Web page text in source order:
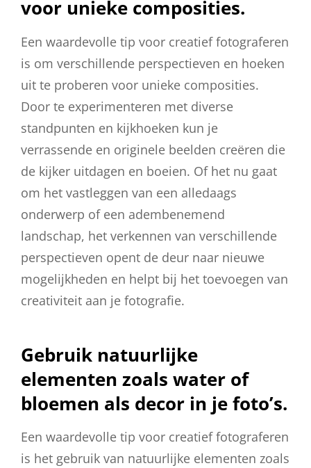
voor unieke composities.
Een waardevolle tip voor creatief fotograferen
is om verschillende perspectieven en hoeken
uit te proberen voor unieke composities.
Door te experimenteren met diverse
standpunten en kijkhoeken kun je
verrassende en originele beelden creëren die
de kijker uitdagen en boeien. Of het nu gaat
om het vastleggen van een alledaags
onderwerp of een adembenemend
landschap, het verkennen van verschillende
perspectieven opent de deur naar nieuwe
mogelijkheden en helpt bij het toevoegen van
creativiteit aan je fotografie.
Gebruik natuurlijke
elementen zoals water of
bloemen als decor in je foto’s.
Een waardevolle tip voor creatief fotograferen
is het gebruik van natuurlijke elementen zoals